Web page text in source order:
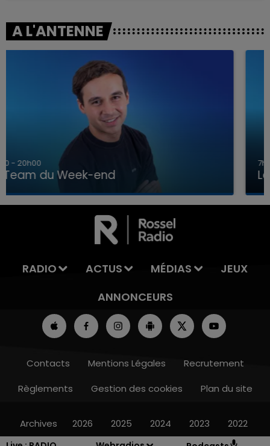
LA TEAM DU WEEK-END
A L'ANTENNE
7h00 - 12h00
La Team du Week-end
RADIO ACTUS MÉDIAS
JEUX
ANNONCEURS
Contacts Mentions Légales
Recrutement
Règlements
Gestion des cookies Plan du site
Archives 2026 2025 2024 2023 2022